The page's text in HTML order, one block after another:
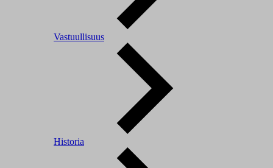
Vastuullisuus
Historia